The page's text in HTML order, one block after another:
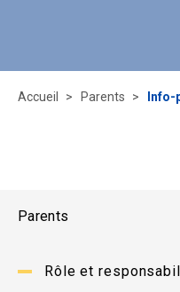
Parents
Rôle et
Accueil Parents Info-